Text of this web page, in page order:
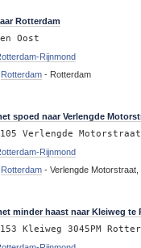
Rotterdam
Oost
Rijnmond
Rotterdam - Rotterdam
spoed naar Verlengde
Verlengde Motorstraat
Rijnmond
Rotterdam -Verlengde
minder haast naar Kleiweg te
Kleiweg 3045PM